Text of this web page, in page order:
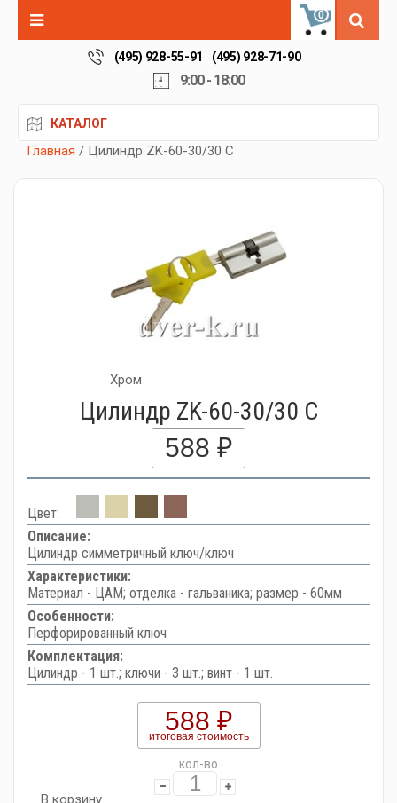
0
(495) 928-55-91 (495) 928-71-90
9:00 - 18:00
КАТАЛОГ
Главная / Цилиндр ZK-60-30/30 C
Хром
Цилиндр ZK-60-30/30 C
588 ₽
Цвет:
Описание:
Цилиндр симметричный ключ/ключ
Характеристики:
Материал - ЦАМ; отделка - гальваника; размер - 60мм
Особенности:
Перфорированный ключ
Комплектация:
Цилиндр - 1 шт.; ключи - 3 шт.; винт - 1 шт.
588 ₽
итоговая стоимость
кол-во
В корзину